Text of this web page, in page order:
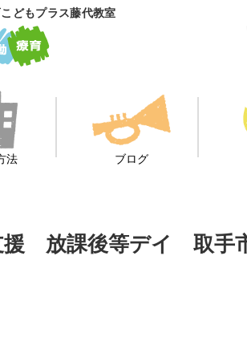
どもプラス藤代教室
法 ブログ
援 放課後等デイ 取手